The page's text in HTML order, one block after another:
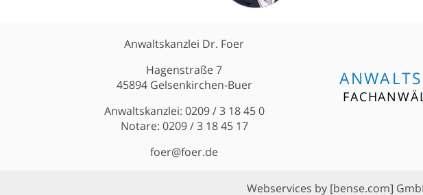
Anwaltskanzlei Dr. Foer
Hagenstraße 7
45894 Gelsenkirchen-Buer
Anwaltskanzlei: 0209 / 3 18 45 0
Notare: 0209 / 3 18 45 17
foer@foer.de
Webservices by [bense.com]